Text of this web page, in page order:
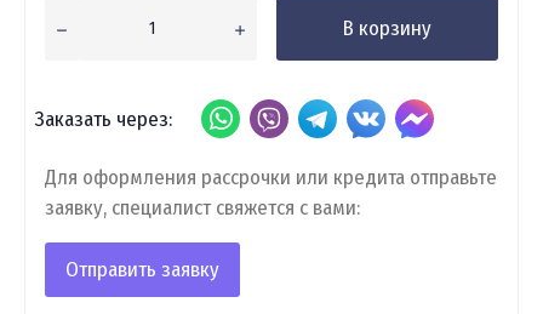
В корзину
Заказать через:
Для оформления рассрочки или кредита отправьте
заявку, специалист свяжется с вами:
Отправить заявку